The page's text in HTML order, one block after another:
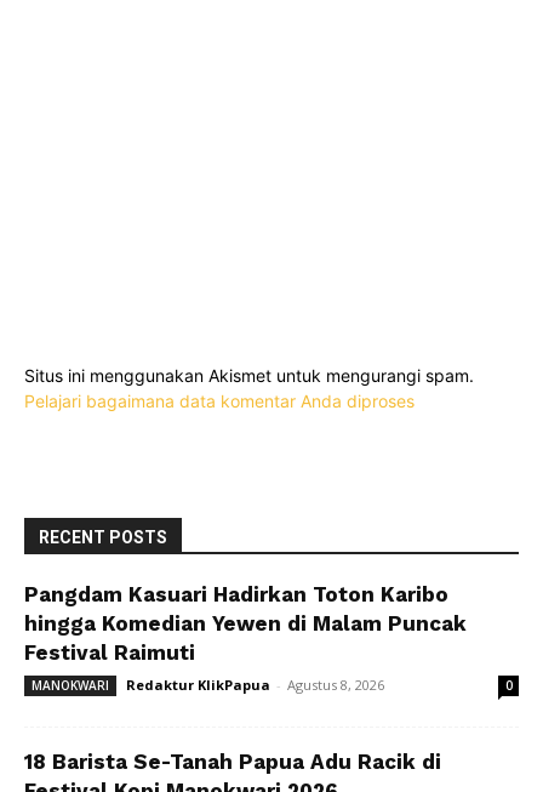
Situs ini menggunakan Akismet untuk mengurangi spam.
Pelajari bagaimana data komentar Anda diproses
RECENT POSTS
Pangdam Kasuari Hadirkan Toton Karibo
hingga Komedian Yewen di Malam Puncak
Festival Raimuti
MANOKWARI Redaktur KlikPapua - Agustus 8, 2026 0
18 Barista Se-Tanah Papua Adu Racik di